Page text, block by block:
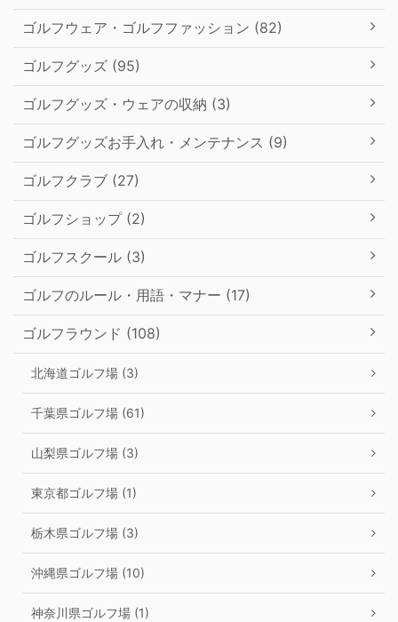
ゴルフウェア・ゴルフファッション (82)
ゴルフグッズ (95)
ゴルフグッズ・ウェアの収納 (3)
ゴルフグッズお手入れ・メンテナンス (9)
ゴルフクラブ (27)
ゴルフショップ (2)
ゴルフスクール (3)
ゴルフのルール・用語・マナー (17)
ゴルフラウンド (108)
北海道ゴルフ場 (3)
千葉県ゴルフ場 (61)
山梨県ゴルフ場 (3)
東京都ゴルフ場 (1)
栃木県ゴルフ場 (3)
沖縄県ゴルフ場 (10)
神奈川県ゴルフ場 (1)